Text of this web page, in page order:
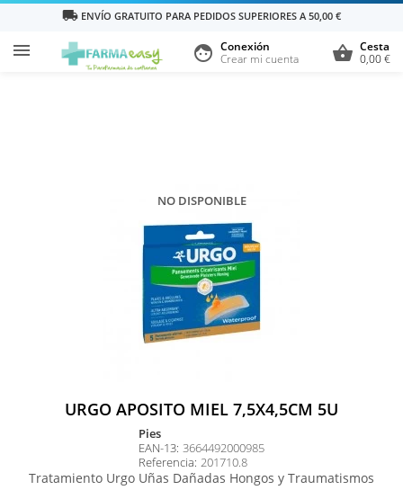
local_shipping ENVÍO GRATUITO PARA PEDIDOS SUPERIORES A 50,00 €
 shopping_basket Cesta
0,00 €
face Conexión
Crear mi cuenta
NO DISPONIBLE
URGO APOSITO MIEL 7,5X4,5CM 5U
pies
EAN-13: 3664492000985
Referencia: 201710.8
Tratamiento Urgo Uñas Dañadas Hongos y Traumatismos